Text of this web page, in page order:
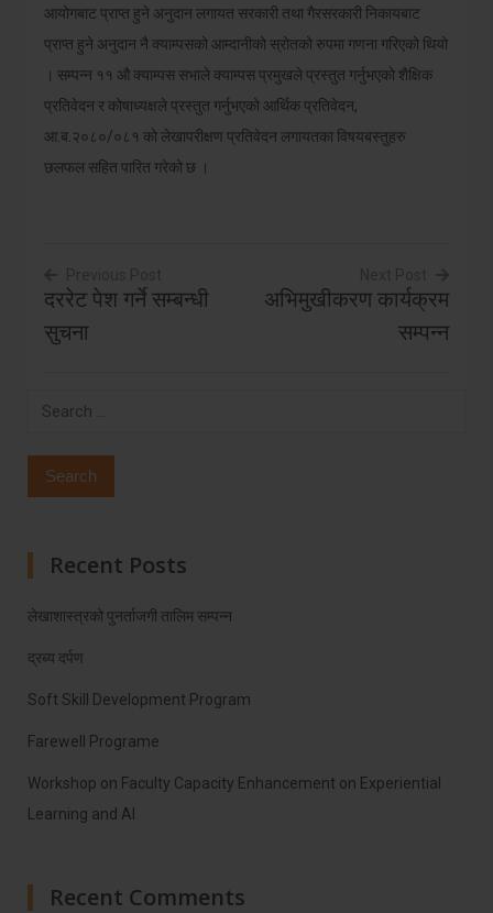
आयोगबाट प्राप्त हुने अनुदान लगायत सरकारी तथा गैरसरकारी निकायबाट
प्राप्त हुने अनुदान नै क्याम्पसको आम्दानीको स्रोतको रुपमा गणना गरिएको थियो
। सम्पन्न ११ औ क्याम्पस सभाले क्याम्पस प्रमुखले प्रस्तुत गर्नुभएको शैक्षिक
प्रतिवेदन र कोषाध्यक्षले प्रस्तुत गर्नुभएको आर्थिक प्रतिवेदन,
आ.ब.२०८०/०८१ को लेखापरीक्षण प्रतिवेदन लगायतका विषयबस्तुहरु
छलफल सहित पारित गरेको छ ।
Post
navigation
दररेट पेश गर्ने सम्बन्धी
सुचना
अभिमुखीकरण कार्यक्रम
सम्पन्न
Search
Recent Posts
लेखाशास्त्रको पुनर्ताजगी तालिम सम्पन्न
द्रब्य दर्पण
Soft Skill Development Program
Farewell Programe
Workshop on Faculty Capacity Enhancement on Experiential
Learning and AI
Recent Comments